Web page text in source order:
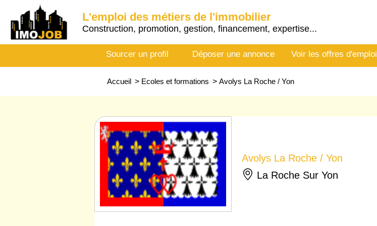
L'emploi des métiers de l'immobilier
Construction, promotion, gestion, financement, expertise...
Sourcer un profil Déposer une annonce Voir les offres d'emploi
Accueil > Ecoles et formations > Avolys La Roche / Yon
Avolys La Roche / Yon
La Roche Sur Yon